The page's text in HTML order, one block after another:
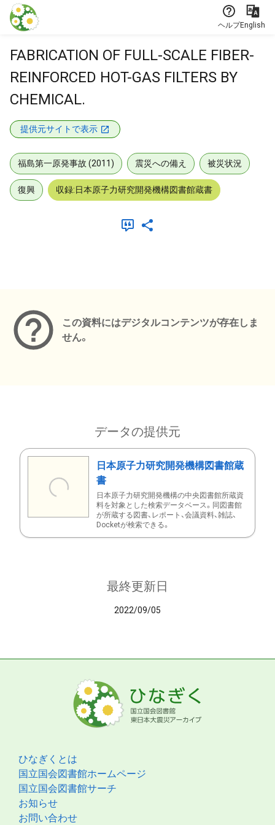
本文に飛ぶ
ヘルプEnglish
FABRICATION OF FULL-SCALE FIBER-
REINFORCED HOT-GAS FILTERS BY
CHEMICAL.
提供元サイトで表示
福島第一原発事故 (2011) 震災への備え 被災状況
復興 収録:日本原子力研究開発機構図書館蔵書
この資料にはデジタルコンテンツが存在しま
せん。
データの提供元
日本原子力研究開発機構図書館蔵
書
日本原子力研究開発機構の中央図書館所蔵資
料を対象とした検索データベース。同図書館
が所蔵する図書、レポート、会議資料、雑誌、
Docketが検索できる。
最終更新日
2022/09/05
ひなぎくとは
国立国会図書館ホームページ
国立国会図書館サーチ
お知らせ
お問い合わせ